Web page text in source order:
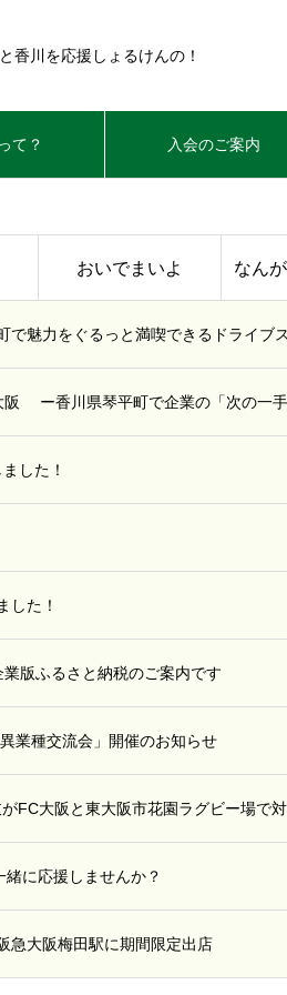
香川を応援しょるけんの！
て？ 入会のご案内
おいでまいよ なん
で魅力をぐるっと満喫できるドライブ
ー香川県琴平町で企業の「次の一手
した！
した！
版ふるさと納税のご案内です
業種交流会」開催のお知らせ
FC大阪と東大阪市花園ラグビー場で対
緒に応援しませんか？
急大阪梅田駅に期間限定出店